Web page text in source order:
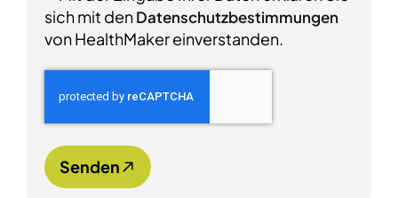
sich mit denDatenschutzbestimmungen
von HealthMaker einverstanden.
Senden